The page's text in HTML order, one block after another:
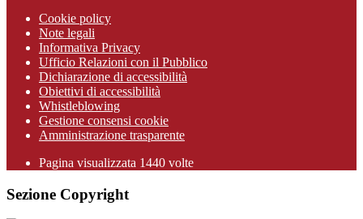
Cookie policy
Note legali
Informativa Privacy
Ufficio Relazioni con il Pubblico
Dichiarazione di accessibilità
Obiettivi di accessibilità
Whistleblowing
Gestione consensi cookie
Amministrazione trasparente
Pagina visualizzata 1440 volte
Sezione Copyright